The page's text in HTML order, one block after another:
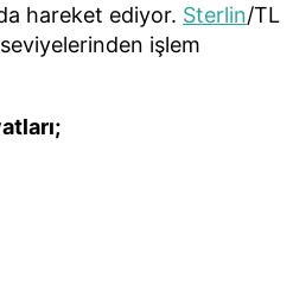
hareket ediyor. Sterlin/TL
işlem